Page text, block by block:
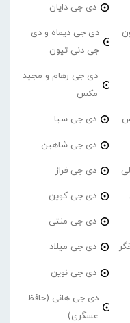
دی جی دایان
دی جی دیماه و دی
جی دنی تیون
دی جی رهام و مجید
مکس
دی جی سیا
دی جی شاهین
دی جی فراز
دی جی کوین
دی جی منتی
دی جی میلاد
دی جی نوین
دی جی هانی (حافظ
عسگری)